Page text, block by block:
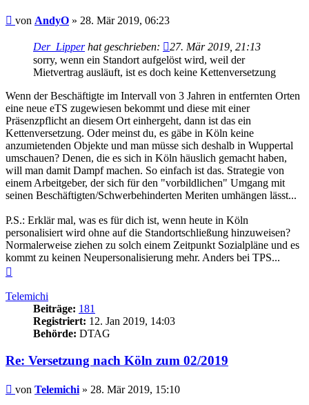
Beitrag
von AndyO » 28. Mär 2019, 06:23
Der_Lipperhat geschrieben:
27. Mär 2019, 21:13
sorry, wenn ein Standort aufgelöst wird, weil der
Mietvertrag ausläuft, ist es doch keine Kettenversetzung
Wenn der Beschäftigte im Intervall von 3 Jahren in entfernten Orten
eine neue eTS zugewiesen bekommt und diese mit einer
Präsenzpflicht an diesem Ort einhergeht, dann ist das ein
Kettenversetzung. Oder meinst du, es gäbe in Köln keine
anzumietenden Objekte und man müsse sich deshalb in Wuppertal
umschauen? Denen, die es sich in Köln häuslich gemacht haben,
will man damit Dampf machen. So einfach ist das. Strategie von
einem Arbeitgeber, der sich für den "vorbildlichen" Umgang mit
seinen Beschäftigten/Schwerbehinderten Meriten umhängen lässt...
P.S.: Erklär mal, was es für dich ist, wenn heute in Köln
personalisiert wird ohne auf die Standortschließung hinzuweisen?
Normalerweise ziehen zu solch einem Zeitpunkt Sozialpläne und es
kommt zu keinen Neupersonalisierung mehr. Anders bei TPS...
Telemichi
Beiträge: 181
Registriert: 12. Jan 2019, 14:03
Behörde: DTAG
Re: Versetzung nach Köln zum 02/2019
Beitrag
von Telemichi » 28. Mär 2019, 15:10